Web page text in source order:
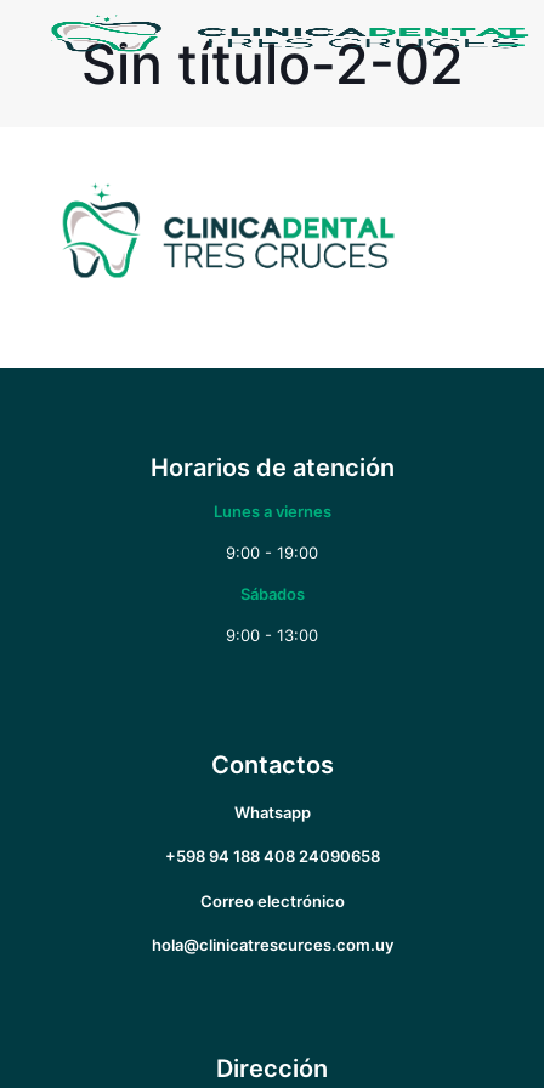
Sin título-2-02
Horarios de atención
Lunes a viernes
9:00 - 19:00
Sábados
9:00 - 13:00
Contactos
Whatsapp
+598 94 188 40824090658
Correo electrónico
hola@clinicatrescurces.com.uy
Dirección